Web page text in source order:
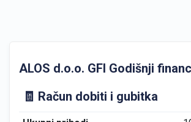
ALOS d.o.o. GFI Godišnji
🧾 Račun dobiti i gubitka